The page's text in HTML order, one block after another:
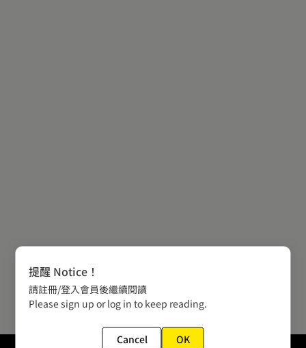
提醒 Notice！
請註冊/登入會員後繼續閱讀
Please sign up or log in to keep reading.
Cancel OK